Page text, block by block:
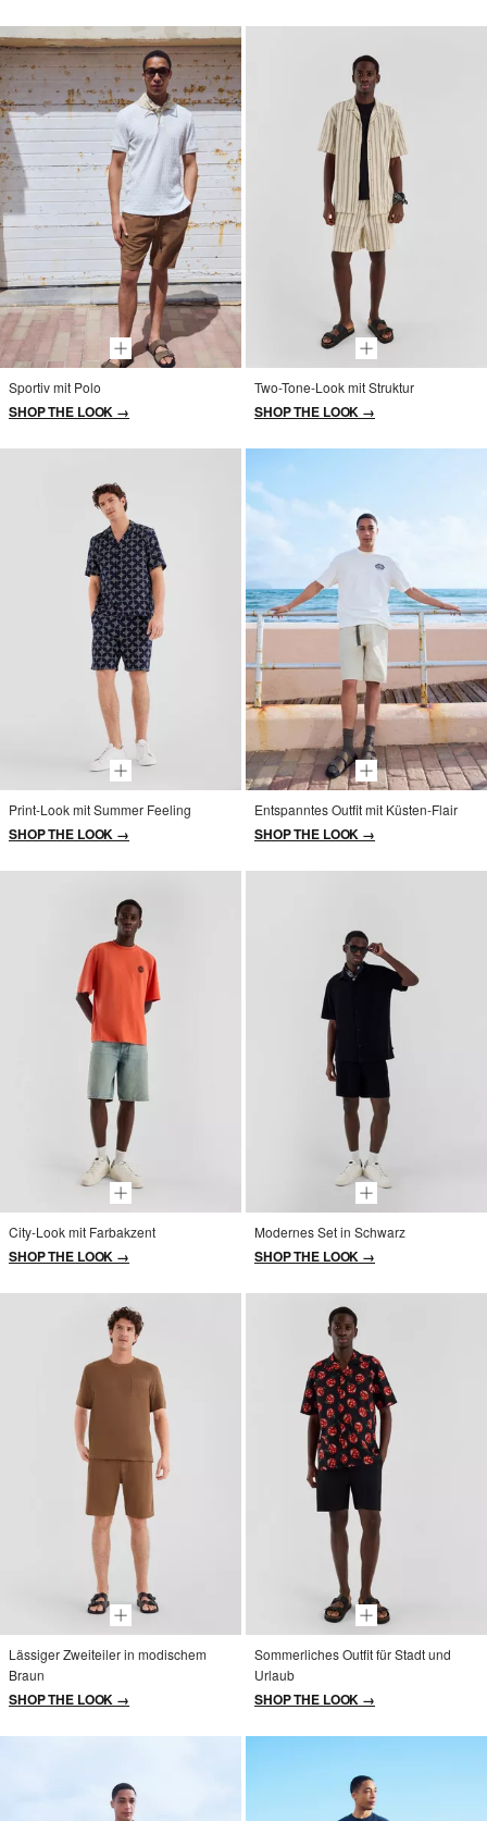
Sportiv mit Polo
SHOP THE LOOK →
Two-Tone-Look mit Struktur
SHOP THE LOOK →
Print-Look mit Summer Feeling
SHOP THE LOOK →
Entspanntes Outfit mit Küsten-Flair
SHOP THE LOOK →
City-Look mit Farbakzent
SHOP THE LOOK →
Modernes Set in Schwarz
SHOP THE LOOK →
Lässiger Zweiteiler in modischem
Braun
SHOP THE LOOK →
Sommerliches Outfit für Stadt und
Urlaub
SHOP THE LOOK →